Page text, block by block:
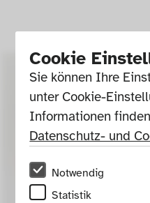
Cookie
Sie können Ihre
unter Cookie-
Datenschutz- und
Notwendig
Statistik